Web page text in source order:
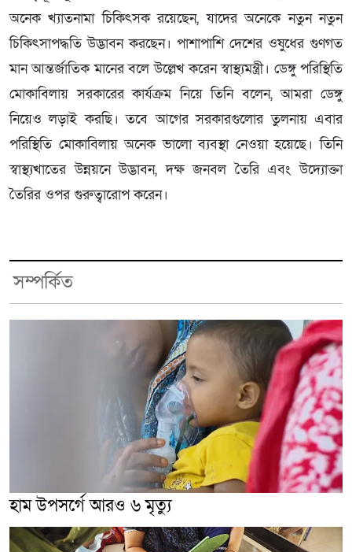
অনেক খ্যাতনামা চিকিৎসক রয়েছেন, যাদের অনেকে নতুন নতুন
চিকিৎসাপদ্ধতি উদ্ভাবন করছেন। পাশাপাশি দেশের ওষুধের গুণগত
মান আন্তর্জাতিক মানের বলে উল্লেখ করেন স্বাস্থ্যমন্ত্রী। ডেঙ্গু পরিস্থিতি
মোকাবিলায় সরকারের কার্যক্রম নিয়ে তিনি বলেন, আমরা ডেঙ্গু
নিয়েও লড়াই করছি। তবে আগের সরকারগুলোর তুলনায় এবার
পরিস্থিতি মোকাবিলায় অনেক ভালো ব্যবস্থা নেওয়া হয়েছে। তিনি
স্বাস্থ্যখাতের উন্নয়নে উদ্ভাবন, দক্ষ জনবল তৈরি এবং উদ্যোক্তা
তৈরির ওপর গুরুত্বারোপ করেন।
সম্পর্কিত
হাম উপসর্গে আরও ৬ মৃত্যু